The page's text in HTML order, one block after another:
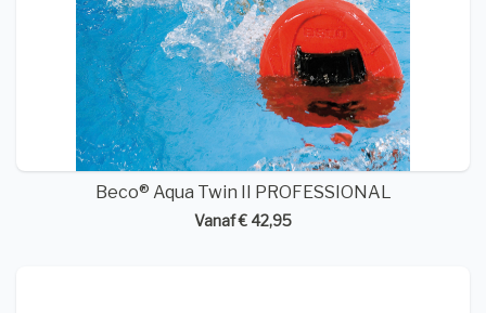
Beco® Aqua Twin II PROFESSIONAL
Vanaf € 42,95